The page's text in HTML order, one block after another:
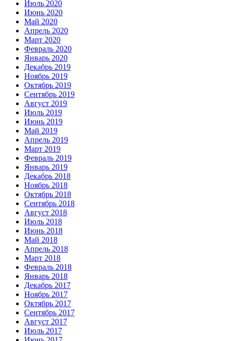
Июль 2020
Июнь 2020
Май 2020
Апрель 2020
Март 2020
Февраль 2020
Январь 2020
Декабрь 2019
Ноябрь 2019
Октябрь 2019
Сентябрь 2019
Август 2019
Июль 2019
Июнь 2019
Май 2019
Апрель 2019
Март 2019
Февраль 2019
Январь 2019
Декабрь 2018
Ноябрь 2018
Октябрь 2018
Сентябрь 2018
Август 2018
Июль 2018
Июнь 2018
Май 2018
Апрель 2018
Март 2018
Февраль 2018
Январь 2018
Декабрь 2017
Ноябрь 2017
Октябрь 2017
Сентябрь 2017
Август 2017
Июль 2017